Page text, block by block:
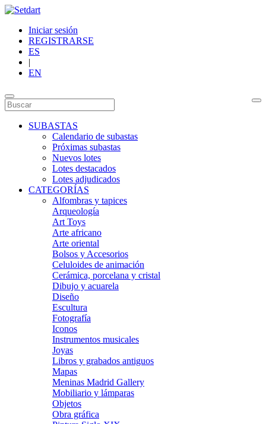
Iniciar sesión
REGISTRARSE
ES
|
EN
SUBASTAS
Calendario de subastas
Próximas subastas
Nuevos lotes
Lotes destacados
Lotes adjudicados
CATEGORÍAS
Alfombras y tapices
Arqueología
Art Toys
Arte africano
Arte oriental
Bolsos y Accesorios
Celuloides de animación
Cerámica, porcelana y cristal
Dibujo y acuarela
Diseño
Escultura
Fotografía
Iconos
Instrumentos musicales
Joyas
Libros y grabados antiguos
Mapas
Meninas Madrid Gallery
Mobiliario y lámparas
Objetos
Obra gráfica